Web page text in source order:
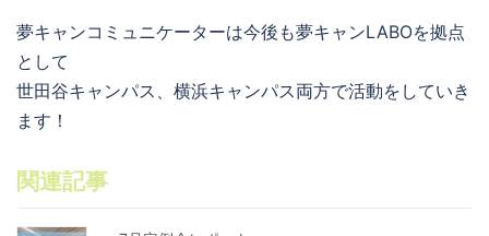
夢キャンコミュニケーターは今後も夢キャンLABOを拠点
として
世田谷キャンパス、横浜キャンパス両方で活動をしていき
ます！
関連記事